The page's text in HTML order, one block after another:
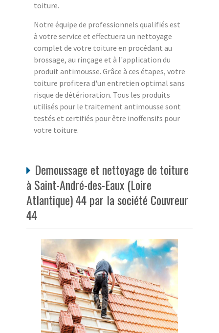
toiture.
Notre équipe de professionnels qualifiés est
à votre service et effectuera un nettoyage
complet de votre toiture en procédant au
brossage, au rinçage et à l'application du
produit antimousse. Grâce à ces étapes, votre
toiture profitera d'un entretien optimal sans
risque de détérioration. Tous les produits
utilisés pour le traitement antimousse sont
testés et certifiés pour être inoffensifs pour
votre toiture.
Demoussage et nettoyage de toiture
à Saint-André-des-Eaux (Loire
Atlantique) 44 par la société Couvreur
44